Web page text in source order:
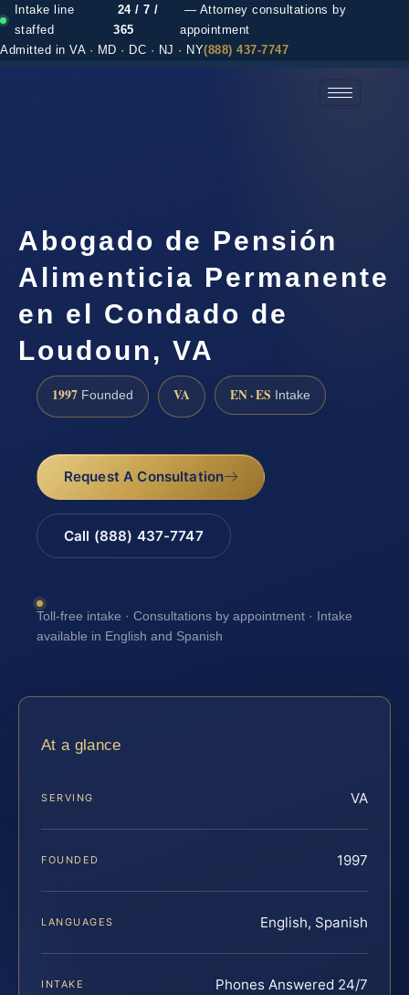
Intake line
staffed
24 / 7 /
365
— Attorney consultations by
appointment
Admitted in VA · MD · DC · NJ · NY(888) 437-7747
Abogado de Pensión
Alimenticia Permanente
en el Condado de
Loudoun, VA
1997 Founded VA EN · ES Intake
Request A Consultation
Call (888) 437-7747
Toll-free intake · Consultations by appointment · Intake
available in English and Spanish
At a glance
SERVING VA
FOUNDED 1997
LANGUAGES English, Spanish
INTAKE Phones Answered 24/7